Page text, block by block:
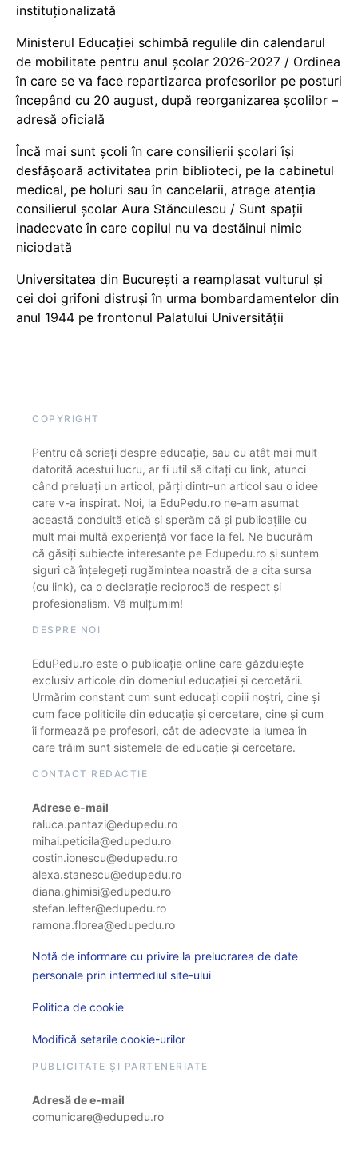
instituționalizată
Ministerul Educației schimbă regulile din calendarul
de mobilitate pentru anul școlar 2026-2027 / Ordinea
în care se va face repartizarea profesorilor pe posturi
începând cu 20 august, după reorganizarea școlilor –
adresă oficială
Încă mai sunt școli în care consilierii școlari își
desfășoară activitatea prin biblioteci, pe la cabinetul
medical, pe holuri sau în cancelarii, atrage atenția
consilierul școlar Aura Stănculescu / Sunt spații
inadecvate în care copilul nu va destăinui nimic
niciodată
Universitatea din București a reamplasat vulturul și
cei doi grifoni distruși în urma bombardamentelor din
anul 1944 pe frontonul Palatului Universității
COPYRIGHT
Pentru că scrieți despre educație, sau cu atât mai mult
datorită acestui lucru, ar fi util să citați cu link, atunci
când preluați un articol, părți dintr-un articol sau o idee
care v-a inspirat. Noi, la EduPedu.ro ne-am asumat
această conduită etică și sperăm că și publicațiile cu
mult mai multă experiență vor face la fel. Ne bucurăm
că găsiți subiecte interesante pe Edupedu.ro și suntem
siguri că înțelegeți rugămintea noastră de a cita sursa
(cu link), ca o declarație reciprocă de respect și
profesionalism. Vă mulțumim!
DESPRE NOI
EduPedu.ro este o publicație online care găzduiește
exclusiv articole din domeniul educației și cercetării.
Urmărim constant cum sunt educați copiii noștri, cine și
cum face politicile din educație și cercetare, cine și cum
îi formează pe profesori, cât de adecvate la lumea în
care trăim sunt sistemele de educație și cercetare.
CONTACT REDACȚIE
Adrese e-mail
raluca.pantazi@edupedu.ro
mihai.peticila@edupedu.ro
costin.ionescu@edupedu.ro
alexa.stanescu@edupedu.ro
diana.ghimisi@edupedu.ro
stefan.lefter@edupedu.ro
ramona.florea@edupedu.ro
Notă de informare cu privire la prelucrarea de date
personale prin intermediul site-ului
Politica de cookie
Modifică setarile cookie-urilor
PUBLICITATE ȘI PARTENERIATE
Adresă de e-mail
comunicare@edupedu.ro